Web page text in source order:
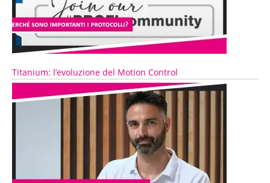
Titanium: l’evoluzione del Motion Control